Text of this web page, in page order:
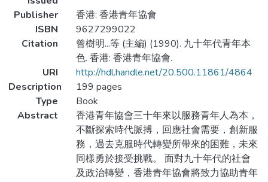
Publisher
香港: 香港青年協會
ISBN
9627299022
Citation
曾樹明...等 (主編) (1990). 九十年代青年本
色. 香港: 香港青年協會.
URI
http://hdl.handle.net/20.500.11861/4864
Description
199 pages
Type
Book
Abstract
香港青年協會三十年來以服務青年人為本，
不斷探索時代脈搏，回應社會需要，創新服
務，過去克服時代轉變所帶來的困難，未來
同樣勇於接受挑戰。 面對九十年代的社會
及政治轉變，香港青年協會將致力協助青年